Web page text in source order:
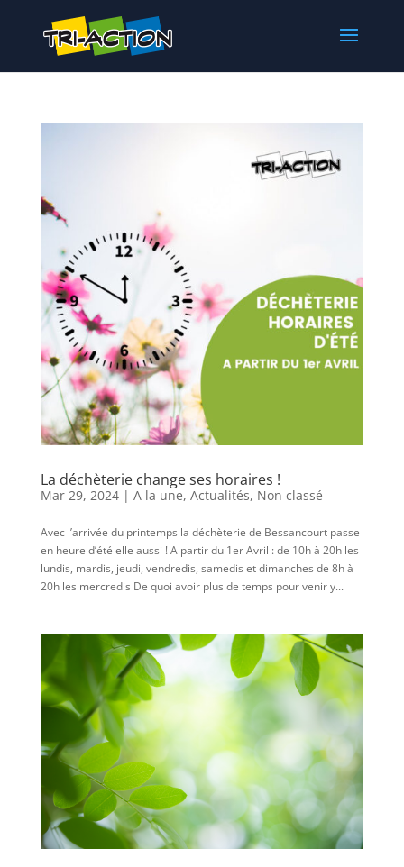
La déchèterie change ses horaires !
Mar 29, 2024| A la une, Actualités, Non classé
Avec l’arrivée du printemps la déchèterie de Bessancourt passe
en heure d’été elle aussi ! A partir du 1er Avril : de 10h à 20h les
lundis, mardis, jeudi, vendredis, samedis et dimanches de 8h à
20h les mercredis De quoi avoir plus de temps pour venir y...